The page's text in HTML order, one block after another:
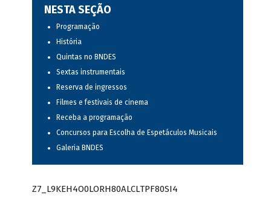
NESTA SEÇÃO
Programação
História
Quintas no BNDES
Sextas instrumentais
Reserva de ingressos
Filmes e festivais de cinema
Receba a programação
Concursos para Escolha de Espetáculos Musicais
Galeria BNDES
Z7_L9KEH4O0LORH80ALCLTPF80SI4